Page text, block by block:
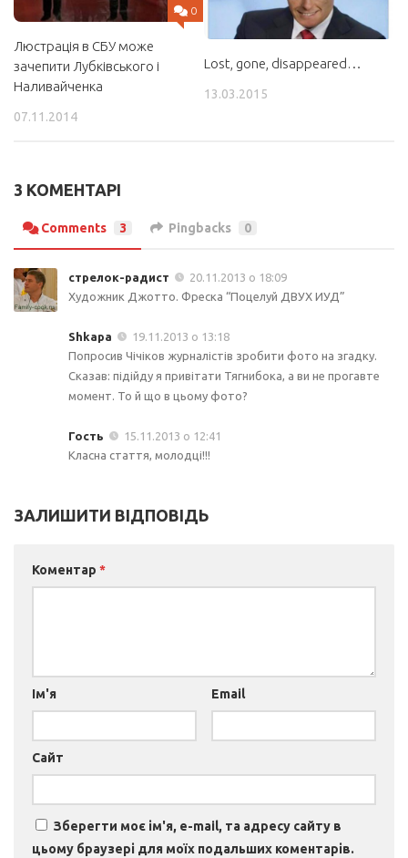
0
Люстрація в СБУ може
зачепити Лубківського і
Наливайченка
07.11.2014
Lost, gone, disappeared…
13.03.2015
3 КОМЕНТАРІ
Comments 3 Pingbacks 0
стрелок-радист
20.11.2013 о 18:09
Художник Джотто. Фреска “Поцелуй ДВУХ ИУД”
Shkapa
19.11.2013 о 13:18
Попросив Чічіков журналістів зробити фото на згадку.
Сказав: підійду я привітати Тягнибока, а ви не прогавте
момент. То й що в цьому фото?
Гость
15.11.2013 о 12:41
Класна стаття, молодці!!!
ЗАЛИШИТИ ВІДПОВІДЬ
Коментар *
Ім'я Email
Сайт
Зберегти моє ім'я, e-mail, та адресу сайту в
цьому браузері для моїх подальших коментарів.